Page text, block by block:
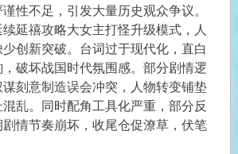
性不足，引发大量历史观众争议。
延禧攻略大女主打怪升级模式，人
创新突破。台词过于现代化，直白
破坏战国时代氛围感。部分剧情逻
刻意制造误会冲突，人物转变铺垫
乱。同时配角工具化严重，部分反
情节奏崩坏，收尾仓促潦草，伏笔